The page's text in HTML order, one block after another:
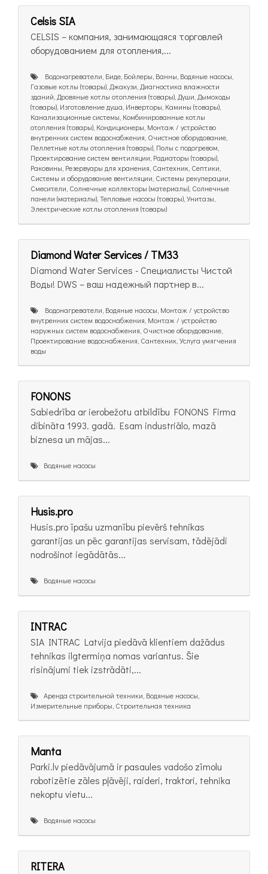
Celsis SIA
CELSIS – компания, занимающаяся торговлей
оборудованием для отопления,...
Bодонагреватели, Биде, Бойлеры, Ванны, Водяные насосы,
Газовые котлы (товары), Джакузи, Диагностика влажности
зданий, Дровяные котлы отопления (товары), Души, Дымоходы
(товары), Изготовление душа, Инверторы, Камины (товары),
Канализационные системы, Комбинированные котлы
отопления (товары), Кондиционеры, Монтаж / устройство
внутренних систем водоснабжения, Очистное оборудование,
Пеллетные котлы отопления (товары), Полы с подогревом,
Проектирование систем вентиляции, Радиаторы (товары),
Раковины, Резервуары для хранения, Сантехник, Септики,
Системы и оборудование вентиляции, Системы рекуперации,
Смесители, Солнечные коллекторы (материалы), Солнечные
панели (материалы), Тепловые насосы (товары), Унитазы,
Электрические котлы отопления (товары)
Diamond Water Services / TM33
Diamond Water Services - Специалисты Чистой
Воды! DWS – ваш надежный партнер в...
Bодонагреватели, Водяные насосы, Монтаж / устройство
внутренних систем водоснабжения, Монтаж / устройство
наружных систем водоснабжения, Очистное оборудование,
Проектирование водоснабжения, Сантехник, Услуга умягчения
воды
FONONS
Sabiedrība ar ierobežotu atbildību FONONS Firma
dibināta 1993. gadā. Esam industriālo, mazā
biznesa un mājas...
Водяные насосы
Husis.pro
Husis.pro īpašu uzmanību pievērš tehnikas
garantijas un pēc garantijas servisam, tādējādi
nodrošinot iegādātās...
Водяные насосы
INTRAC
SIA INTRAC Latvija piedāvā klientiem dažādus
tehnikas ilgtermiņa nomas variantus. Šie
risinājumi tiek izstrādāti,...
Аренда строительной техники, Водяные насосы,
Измерительные приборы, Строительная техника
Manta
Parki.lv piedāvājumā ir pasaules vadošo zīmolu
robotizētie zāles pļāvēji, raideri, traktori, tehnika
nekoptu vietu...
Водяные насосы
RITERA